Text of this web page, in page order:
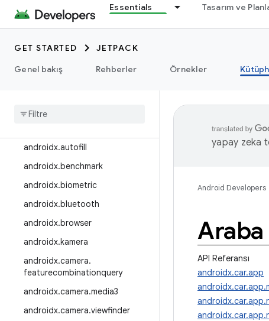
Essentials Tasarım ve
GET STARTED
JETPACK
Genel bakış
Rehberler Örnekler
androidx.ads
androidx.appcompat
androidx.appfunctions
androidx
androidx.autofill
androidx.benchmark
androidx.biometric
androidx.bluetooth
androidx.browser
androidx.kamera
androidx.camera.
featurecombinationquery
androidx.camera.media3
androidx.camera.viewfinder
yapay zeka
Android Developers
Araba
API Referansı
androidx.car.app